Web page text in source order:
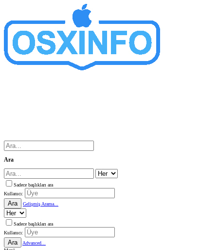
Ara
Sadece başlıkları ara
Kullanıcı:
Ara Gelişmiş Arama...
Sadece başlıkları ara
Kullanıcı:
Ara
Advanced...